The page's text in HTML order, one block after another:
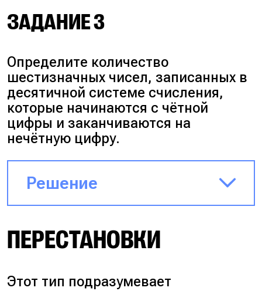
переберём 2 случая:
3 3 => 3**5 = 243
Буква Хпоявится 1 разна
последнем месте: 3 3 3 3 1 =>
3**4 = 81
Итого вариантов будет 243+81 =
324.
ЗАДАНИЕ 3
Определите количество
шестизначных чисел, записанных в
десятичной системе счисления,
которые начинаются с чётной
цифры и заканчиваются на
нечётную цифру.
Решение
нечётных цифр, но так как 0 не
может стоять на первом месте,
сокращается до 4.
ПЕРЕСТАНОВКИ
Этот тип подразумевает